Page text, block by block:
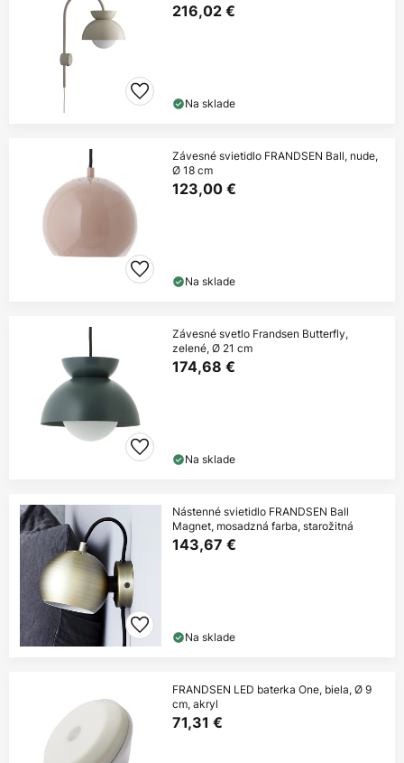
216,02 €
Na sklade
Závesné svietidlo FRANDSEN Ball, nude,
Ø 18 cm
123,00 €
Na sklade
Závesné svetlo Frandsen Butterfly,
zelené, Ø 21 cm
174,68 €
Na sklade
Nástenné svietidlo FRANDSEN Ball
Magnet, mosadzná farba, starožitná
143,67 €
Na sklade
FRANDSEN LED baterka One, biela, Ø 9
cm, akryl
71,31 €